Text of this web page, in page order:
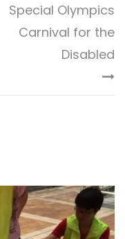
Special Olympics
Carnival for the
Disabled